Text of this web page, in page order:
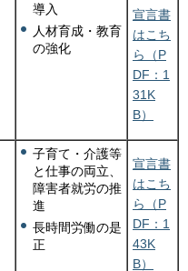
導入
人材育成・教育
の強化
宣言書
はこち
ら（P
DF：1
31K
B）
子育て・介護等
と仕事の両立、
障害者就労の推
進
長時間労働の是
正
宣言書
はこち
ら（P
DF：1
43K
B）